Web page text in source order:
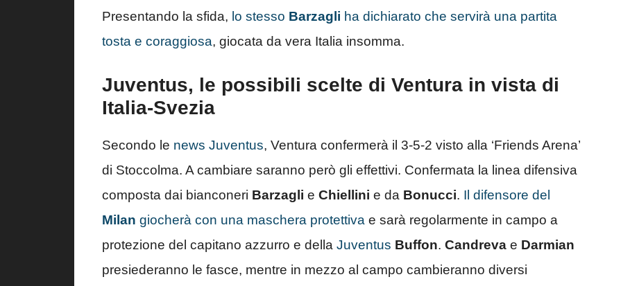
Presentando la sfida, lo stesso Barzagli ha dichiarato che servirà una partita
tosta e coraggiosa, giocata da vera Italia insomma.
Juventus, le possibili scelte di Ventura in vista di
Italia-Svezia
Secondo le news Juventus, Ventura confermerà il 3-5-2 visto alla ‘Friends Arena’
di Stoccolma. A cambiare saranno però gli effettivi. Confermata la linea difensiva
composta dai bianconeri Barzagli e Chiellini e da Bonucci. Il difensore del
Milan giocherà con una maschera protettiva e sarà regolarmente in campo a
protezione del capitano azzurro e della Juventus Buffon. Candreva e Darmian
presiederanno le fasce, mentre in mezzo al campo cambieranno diversi